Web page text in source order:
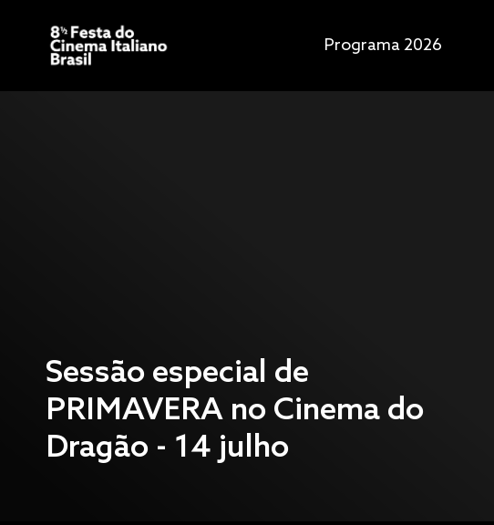
Programa 2026
Sessão especial de
PRIMAVERA no Cinema do
Dragão - 14 julho